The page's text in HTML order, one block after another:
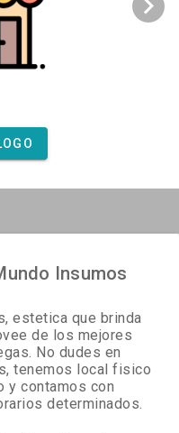
Insumos
estetica que brinda
de los mejores
No dudes en
tenemos local fisico
y contamos con
determinados.